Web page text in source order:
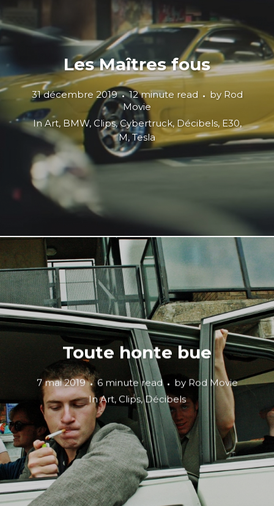
Les Maîtres fous
31 décembre 2019 12 minute read by Rod
Movie
InArt, BMW, Clips,Cybertruck, Décibels, E30,
M, Tesla
Toute honte bue
7 mai 2019 6 minute read by Rod Movie
InArt, Clips,Décibels